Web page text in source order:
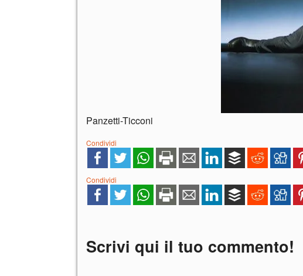
Panzetti-Ticconi
Condividi
Condividi
Scrivi qui il tuo commento!